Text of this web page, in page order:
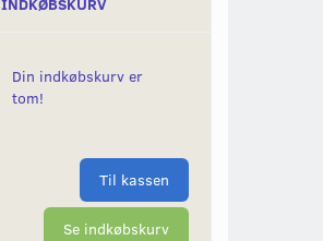
INDKØBSKURV
Din indkøbskurv er
tom!
Til kassen
Se indkøbskurv